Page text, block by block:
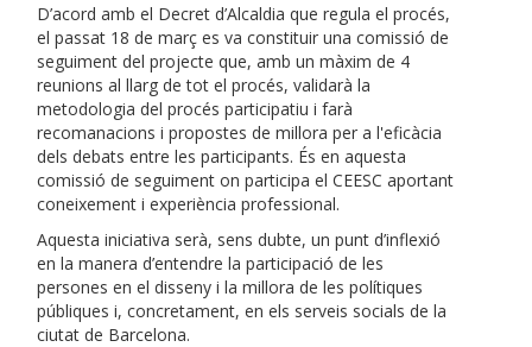
D’acord amb el Decret d’Alcaldia que regula el procés,
el passat 18 de març es va constituir una comissió de
seguiment del projecte que, amb un màxim de 4
reunions al llarg de tot el procés, validarà la
metodologia del procés participatiu i farà
recomanacions i propostes de millora per a l'eficàcia
dels debats entre les participants. És en aquesta
comissió de seguiment on participa el CEESC aportant
coneixement i experiència professional.
Aquesta iniciativa serà, sens dubte, un punt d’inflexió
en la manera d’entendre la participació de les
persones en el disseny i la millora de les polítiques
públiques i, concretament, en els serveis socials de la
ciutat de Barcelona.